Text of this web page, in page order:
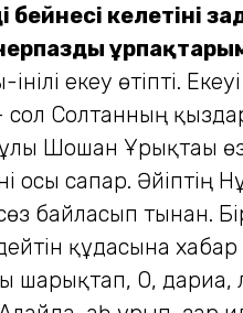
келетіні
екеу өтіпті.
Солтанның
Шошан Ұрықтағы
осы сапар. Әйіптің
байласып тынған.
құдасына
шарықтап, О,